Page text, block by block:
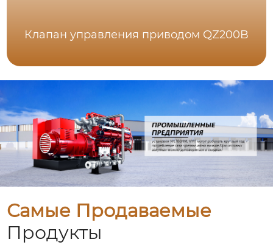
Клапан управления приводом QZ200B
Самые Продаваемые
Продукты